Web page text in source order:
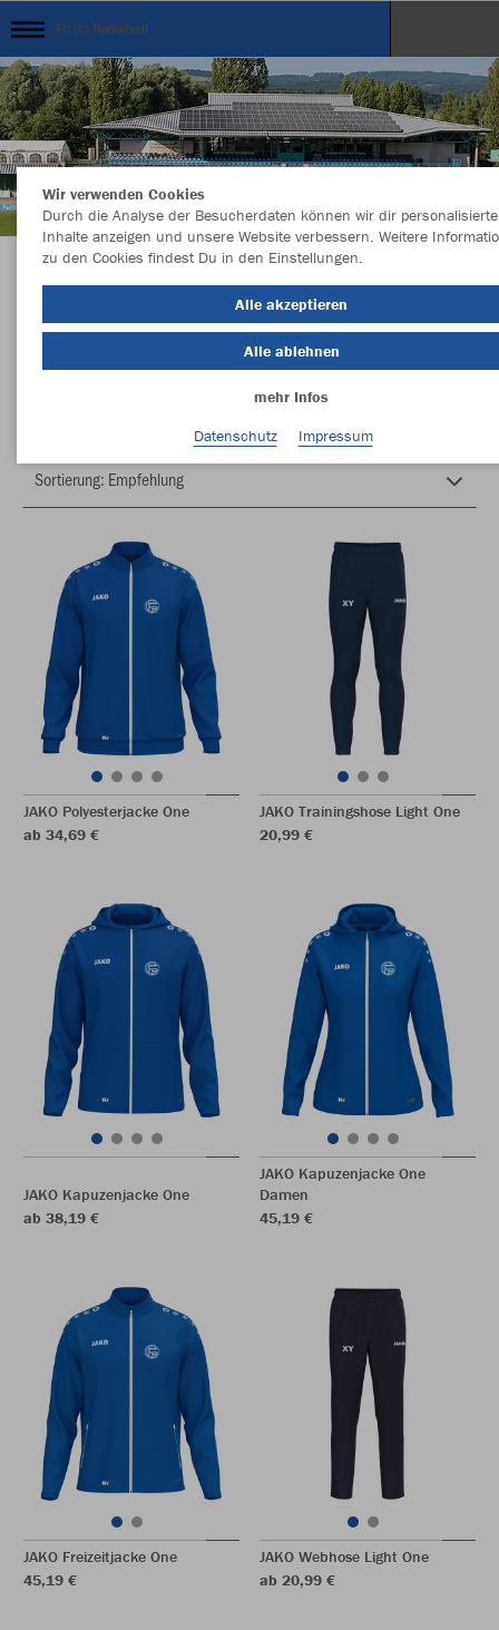
FC 03 Radolfzell
Unser Club ...unsere Kollektion
Farbe
JAKO Polyesterjacke One
ab 34,69 €
JAKO Trainingshose Light One
20,99 €
JAKO Kapuzenjacke One
ab 38,19 €
JAKO Kapuzenjacke One
Damen
45,19 €
JAKO Freizeitjacke One
45,19 €
JAKO Webhose Light One
ab 20,99 €
Wir verwenden Cookies
Durch die Analyse der Besucherdaten können wir dir personalisierte
Inhalte anzeigen und unsere Website verbessern. Weitere
zu den Cookies findest Du in den Einstellungen.
Alle akzeptieren
Alle ablehnen
mehr Infos
Datenschutz
Impressum